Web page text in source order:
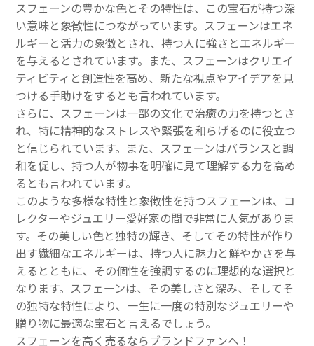
スフェーンの豊かな色とその特性は、この宝石が持つ深
い意味と象徴性につながっています。スフェーンはエネ
ルギーと活力の象徴とされ、持つ人に強さとエネルギー
を与えるとされています。また、スフェーンはクリエイ
ティビティと創造性を高め、新たな視点やアイデアを見
つける手助けをするとも言われています。
さらに、スフェーンは一部の文化で治癒の力を持つとさ
れ、特に精神的なストレスや緊張を和らげるのに役立つ
と信じられています。また、スフェーンはバランスと調
和を促し、持つ人が物事を明確に見て理解する力を高め
るとも言われています。
このような多様な特性と象徴性を持つスフェーンは、コ
レクターやジュエリー愛好家の間で非常に人気がありま
す。その美しい色と独特の輝き、そしてその特性が作り
出す繊細なエネルギーは、持つ人に魅力と鮮やかさを与
えるとともに、その個性を強調するのに理想的な選択と
なります。スフェーンは、その美しさと深み、そしてそ
の独特な特性により、一生に一度の特別なジュエリーや
贈り物に最適な宝石と言えるでしょう。
スフェーンを高く売るならブランドファンへ！